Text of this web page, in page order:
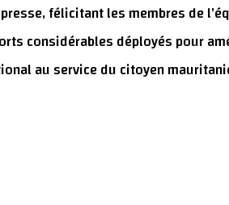
félicitant les membres de
considérables déployés pour
au service du citoyen